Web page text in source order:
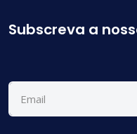
Subscreva a